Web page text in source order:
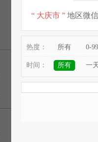
“ 大庆市 ” 地区微
热度： 所有 0-99
时间： 所有 一